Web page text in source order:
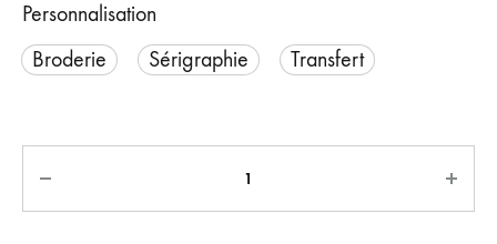
Personnalisation
Broderie
Sérigraphie Transfert